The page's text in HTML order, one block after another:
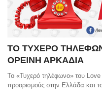
ΤΟ ΤΥΧΕΡΟ
ΟΡΕΙΝΗ ΑΡΚΑΔΙΑ
Το «Τυχερό τηλέφωνο» του Love
προορισμούς στην Ελλάδα και